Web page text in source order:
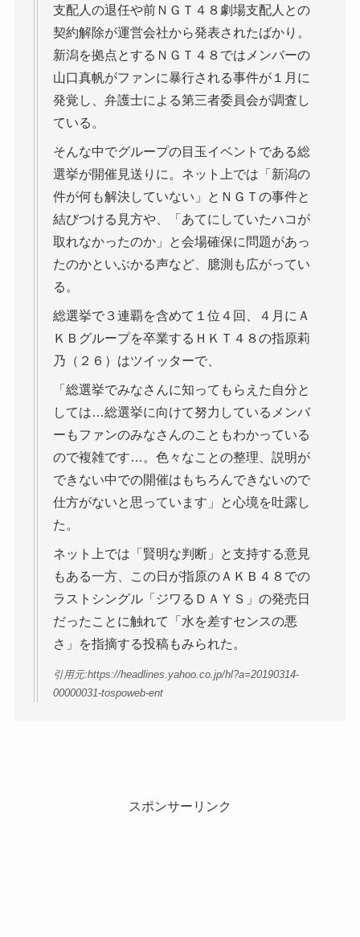
支配人の退任や前ＮＧＴ４８劇場支配人との
契約解除が運営会社から発表されたばかり。
新潟を拠点とするＮＧＴ４８ではメンバーの
山口真帆がファンに暴行される事件が１月に
発覚し、弁護士による第三者委員会が調査し
ている。
そんな中でグループの目玉イベントである総
選挙が開催見送りに。ネット上では「新潟の
件が何も解決していない」とＮＧＴの事件と
結びつける見方や、「あてにしていたハコが
取れなかったのか」と会場確保に問題があっ
たのかといぶかる声など、臆測も広がってい
る。
総選挙で３連覇を含めて１位４回、４月にＡ
ＫＢグループを卒業するＨＫＴ４８の指原莉
乃（２６）はツイッターで、
「総選挙でみなさんに知ってもらえた自分と
しては…総選挙に向けて努力しているメンバ
ーもファンのみなさんのこともわかっている
ので複雑です…。色々なことの整理、説明が
できない中での開催はもちろんできないので
仕方がないと思っています」と心境を吐露し
た。
ネット上では「賢明な判断」と支持する意見
もある一方、この日が指原のＡＫＢ４８での
ラストシングル「ジワるＤＡＹＳ」の発売日
だったことに触れて「水を差すセンスの悪
さ」を指摘する投稿もみられた。
引用元:https://headlines.yahoo.co.jp/hl?a=20190314-
00000031-tospoweb-ent
スポンサーリンク